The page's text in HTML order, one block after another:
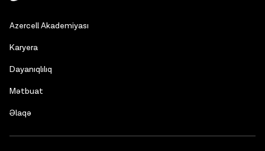
Azercell Akademiyası
Karyera
Dayanıqlılıq
Mətbuat
Əlaqə